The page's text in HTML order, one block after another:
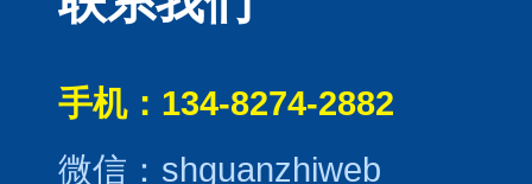
手机：134-8274-2882
微信：shguanzhiweb